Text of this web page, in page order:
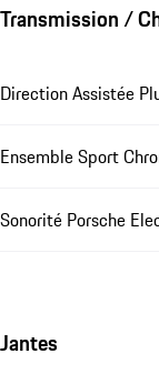
Transmission /
Direction Assistée
Ensemble Sport
Sonorité Porsche
Jantes